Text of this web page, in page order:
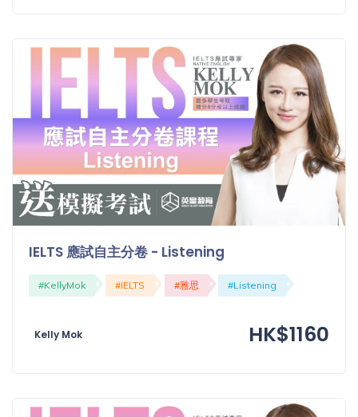
IELTS 應試自主分卷 - Listening
#KellyMok #IELTS #雅思 #Listening
Kelly Mok HK$1160